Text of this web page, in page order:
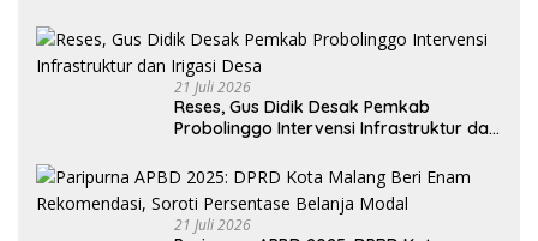
21 Juli 2026
Reses, Gus Didik Desak Pemkab
Probolinggo Intervensi Infrastruktur dan
21 Juli 2026